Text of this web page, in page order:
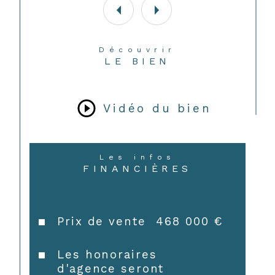
Découvrir
LE BIEN
Vidéo du bien
Les infos
FINANCIÈRES
Prix de vente 468 000 €
Les honoraires
d'agence seront